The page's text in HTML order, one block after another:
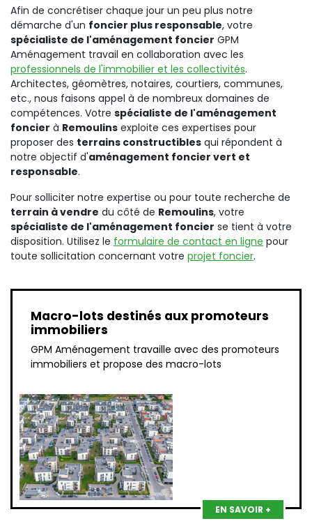
Afin de concrétiser chaque jour un peu plus notre
démarche d'un foncier plus responsable, votre
spécialiste de l'aménagement foncier GPM
Aménagement travail en collaboration avec les
professionnels de l'immobilier et les collectivités.
Architectes, géomètres, notaires, courtiers, communes,
etc., nous faisons appel à de nombreux domaines de
compétences. Votre spécialiste de l'aménagement
foncier à Remoulins exploite ces expertises pour
proposer des terrains constructibles qui répondent à
notre objectif d'aménagement foncier vert et
responsable.
Pour solliciter notre expertise ou pour toute recherche de
terrain à vendre du côté de Remoulins, votre
spécialiste de l'aménagement foncier se tient à votre
disposition. Utilisez le formulaire de contact en ligne pour
toute sollicitation concernant votre projet foncier.
Macro-lots destinés aux promoteurs
immobiliers
GPM Aménagement travaille avec des promoteurs
immobiliers et propose des macro-lots
EN SAVOIR +